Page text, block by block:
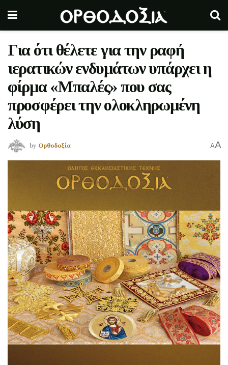
Για ότι θέλετε για την ραφή
ιερατικών ενδυμάτων υπάρχει η
φίρμα «Μπαλές» που σας
προσφέρει την ολοκληρωμένη
λύση
by Ορθοδοξία AA